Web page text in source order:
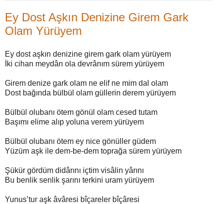
Ey Dost Aşkın Denizine Girem Gark
Olam Yürüyem
Ey dost aşkın denizine girem gark olam yürüyem
İki cihan meydân ola devrânım sürem yürüyem
Girem denize gark olam ne elif ne mim dal olam
Dost bağında bülbül olam güllerin derem yürüyem
Bülbül olubanı ötem gönül olam cesed tutam
Başımı elime alıp yoluna verem yürüyem
Bülbül olubanı ötem ey nice gönüller güdem
Yüzüm aşk ile dem-be-dem toprağa sürem yürüyem
Şükür gördüm didârını içtim visâlin yârını
Bu benlik senlik şarını terkini uram yürüyem
Yunus’tur aşk âvâresi bîçareler bîçâresi